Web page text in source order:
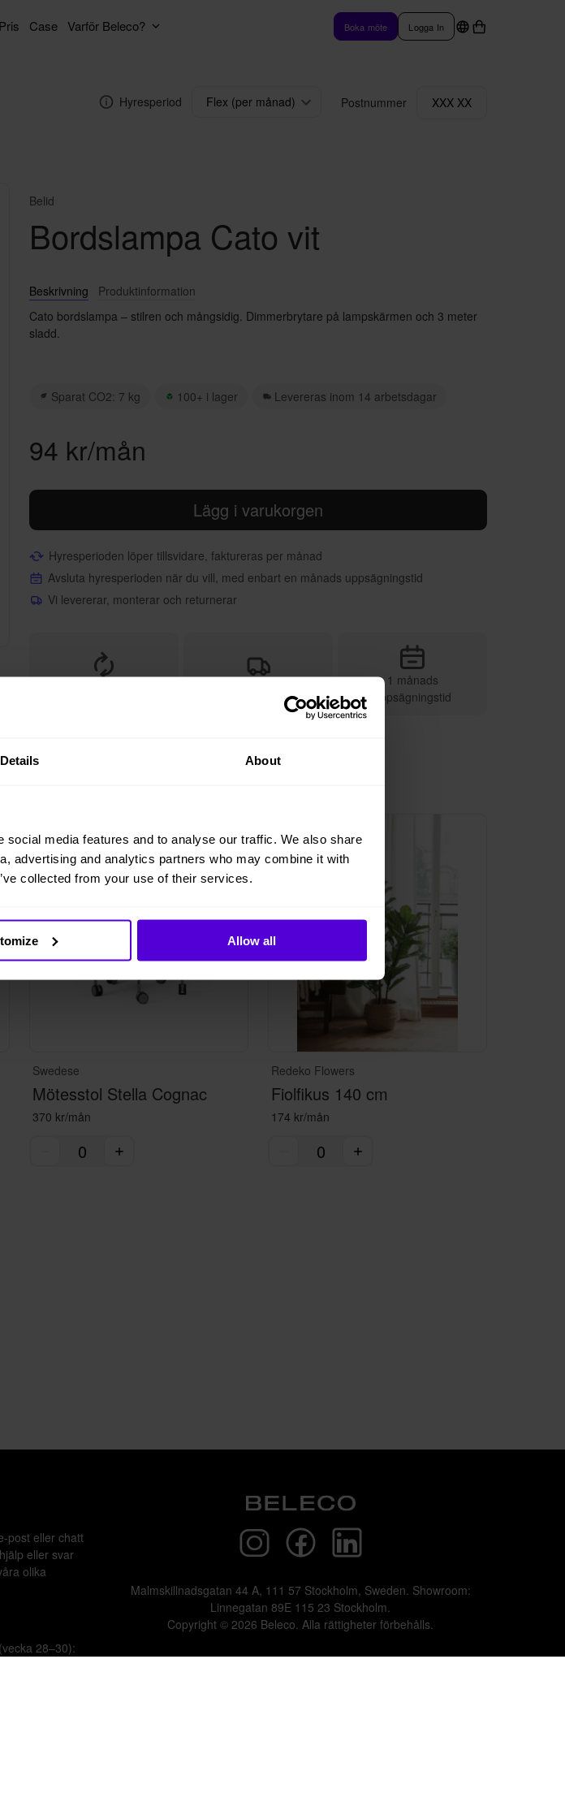
Details About
media features and to analyse our traffic. We also share
advertising and analytics partners who may combine it with
collected from your use of their services.
Allow all
Pris Case Varför Beleco? Boka möte Logga In
Hyresperiod Flex (per månad) Postnummer XXX XX
Belid
Bordslampa Cato vit
Beskrivning
Produktinformation
Cato bordslampa – stilren och mångsidig. Dimmerbrytare på lampskärmen och 3 meter
sladd.
Sparat CO2: 7 kg 100+ i lager Levereras inom 14 arbetsdagar
94 kr/mån
Lägg i varukorgen
Hyresperioden löper tillsvidare, faktureras per månad
Avsluta hyresperioden när du vill, med enbart en månads uppsägningstid
Vi levererar, monterar och returnerar
1 månads
uppsägningstid
Swedese
Mötesstol Stella Cognac
370 kr/mån
Redeko Flowers
Fiolfikus 140 cm
174 kr/mån
post eller chatt
eller svar
olika
28–30):
Malmskillnadsgatan 44 A, 111 57 Stockholm, Sweden. Showroom:
Linnegatan 89E 115 23 Stockholm.
Copyright © 2026 Beleco. Alla rättigheter förbehålls.